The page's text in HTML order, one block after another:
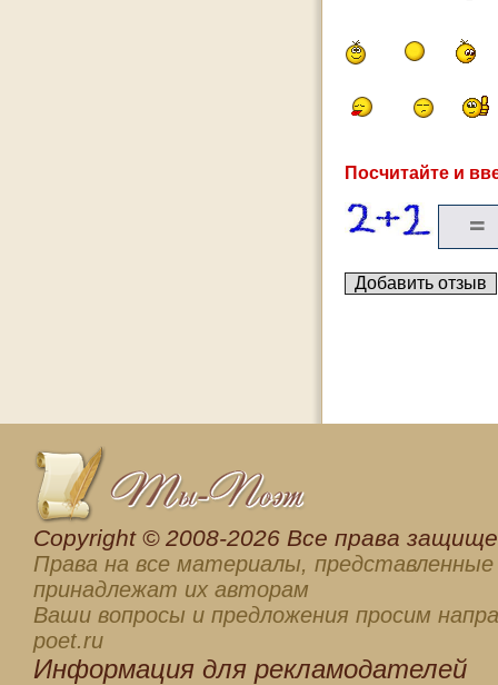
Посчитайте и
Сopyright © 2008-2026 Все права
Права на все материалы, представленные
принадлежат их авторам
Ваши вопросы и предложения просим
poet.ru
Информация для рекламодателей